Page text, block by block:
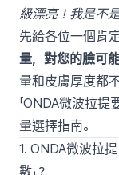
級漂亮！我是不
先給各位一個肯
量，對您的臉可
量和皮膚厚度都
「ONDA微波拉
量選擇指南。
1. ONDA微波拉提
數」？